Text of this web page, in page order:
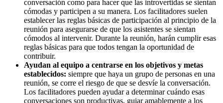
conversación como para hacer que las introvertidas se sientan
cómodas y participen a su manera. Los facilitadores suelen
establecer las reglas básicas de participación al principio de la
reunión para asegurarse de que los asistentes se sientan
cómodos al intervenir. Durante la reunión, harán cumplir esas
reglas básicas para que todos tengan la oportunidad de
contribuir.
Ayudan al equipo a centrarse en los objetivos y metas
establecidos: siempre que haya un grupo de personas en una
reunión, se corre el riesgo de que se desvíe la conversación.
Los facilitadores pueden ayudar a determinar cuándo esas
conversaciones son productivas, guiar amablemente a los